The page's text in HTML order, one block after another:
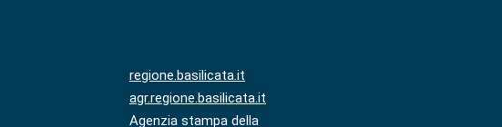
regione.basilicata.it
agr.regione.basilicata.it
Agenzia stampa della